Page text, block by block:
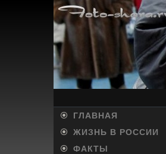
ГЛАВНАЯ
ЖИЗНЬ В РОССИИ
ФАКТЫ